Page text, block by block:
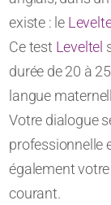
existe : le
Ce test Leveltel
durée de 20 à
langue
Votre dialogue
professionnelle
également votre
courant.